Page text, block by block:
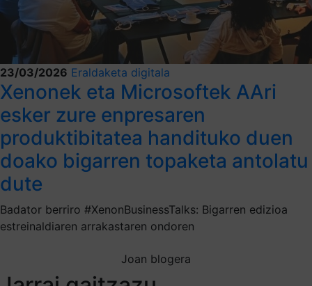
23/03/2026 Eraldaketa digitala
Xenonek eta Microsoftek AAri
esker zure enpresaren
produktibitatea handituko duen
doako bigarren topaketa antolatu
dute
Badator berriro #XenonBusinessTalks: Bigarren edizioa
estreinaldiaren arrakastaren ondoren
Joan blogera